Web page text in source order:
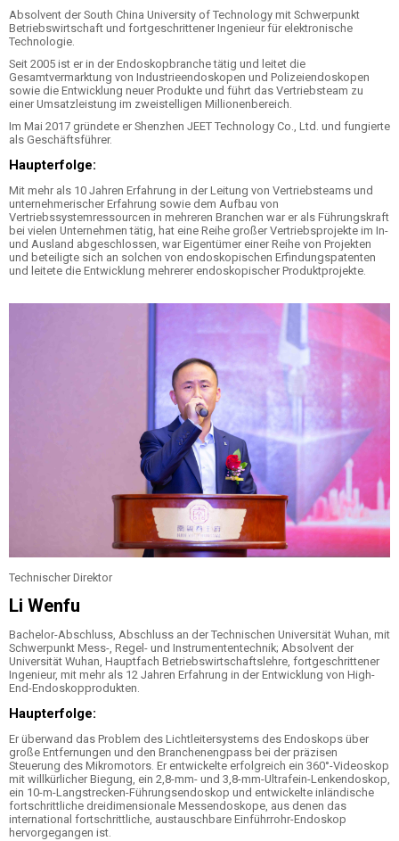
Absolvent der South China University of Technology mit Schwerpunkt
Betriebswirtschaft und fortgeschrittener Ingenieur für elektronische
Technologie.
Seit 2005 ist er in der Endoskopbranche tätig und leitet die
Gesamtvermarktung von Industrieendoskopen und Polizeiendoskopen
sowie die Entwicklung neuer Produkte und führt das Vertriebsteam zu
einer Umsatzleistung im zweistelligen Millionenbereich.
Im Mai 2017 gründete er Shenzhen JEET Technology Co., Ltd. und fungierte
als Geschäftsführer.
Haupterfolge:
Mit mehr als 10 Jahren Erfahrung in der Leitung von Vertriebsteams und
unternehmerischer Erfahrung sowie dem Aufbau von
Vertriebssystemressourcen in mehreren Branchen war er als Führungskraft
bei vielen Unternehmen tätig, hat eine Reihe großer Vertriebsprojekte im In-
und Ausland abgeschlossen, war Eigentümer einer Reihe von Projekten
und beteiligte sich an solchen von endoskopischen Erfindungspatenten
und leitete die Entwicklung mehrerer endoskopischer Produktprojekte.
Technischer Direktor
Li Wenfu
Bachelor-Abschluss, Abschluss an der Technischen Universität Wuhan, mit
Schwerpunkt Mess-, Regel- und Instrumententechnik; Absolvent der
Universität Wuhan, Hauptfach Betriebswirtschaftslehre, fortgeschrittener
Ingenieur, mit mehr als 12 Jahren Erfahrung in der Entwicklung von High-
End-Endoskopprodukten.
Haupterfolge:
Er überwand das Problem des Lichtleitersystems des Endoskops über
große Entfernungen und den Branchenengpass bei der präzisen
Steuerung des Mikromotors. Er entwickelte erfolgreich ein 360°-Videoskop
mit willkürlicher Biegung, ein 2,8-mm- und 3,8-mm-Ultrafein-Lenkendoskop,
ein 10-m-Langstrecken-Führungsendoskop und entwickelte inländische
fortschrittliche dreidimensionale Messendoskope, aus denen das
international fortschrittliche, austauschbare Einführrohr-Endoskop
hervorgegangen ist.